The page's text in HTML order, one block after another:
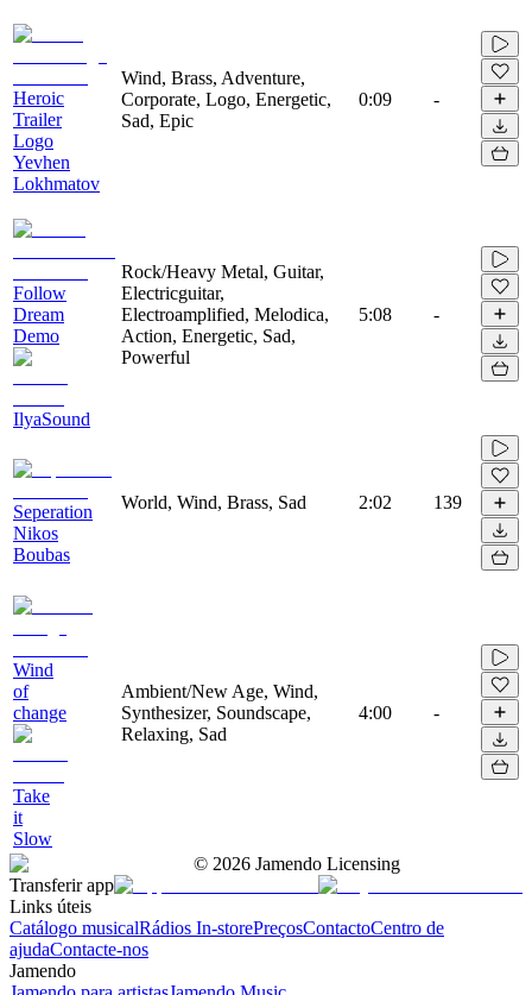
Heroic
Trailer
Logo
Yevhen
Lokhmatov
Wind, Brass, Adventure,
Corporate, Logo, Energetic,
Sad, Epic
0:09 -
Follow
Dream
Demo
IlyaSound
Rock/Heavy Metal, Guitar,
Electricguitar,
Electroamplified, Melodica,
Action, Energetic, Sad,
Powerful
5:08 -
Seperation
Nikos
Boubas
World, Wind, Brass, Sad 2:02 139
Wind
of
change
Take
it
Slow
Ambient/New Age, Wind,
Synthesizer, Soundscape,
Relaxing, Sad
4:00 -
© 2026 Jamendo Licensing
Transferir app
Links úteis
Catálogo musicalRádios In-storePreçosContactoCentro de
ajudaContacte-nos
Jamendo